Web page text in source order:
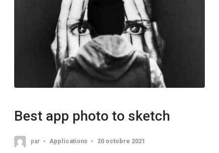
Best app photo to sketch
par Applications 20 octobre 2021